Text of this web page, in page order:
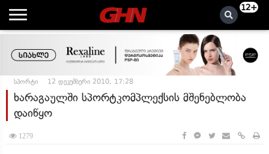
12+
სპორტი 12 დეკემბერი 2010, 17:28
ხარაგაულში სპორტკომპლექსის მშენებლობა
დაიწყო
1279